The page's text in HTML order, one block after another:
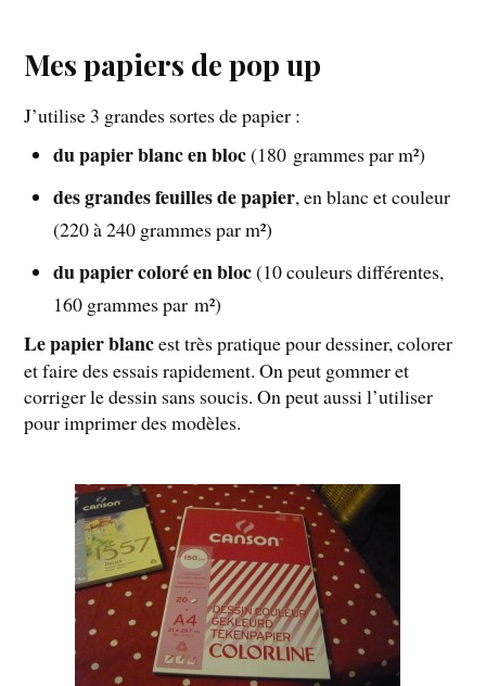
Mes papiers de pop up
J’utilise 3 grandes sortes de papier :
du papier blanc en bloc(180 grammes par m²)
des grandes feuilles de papier, en blanc et couleur
(220 à 240 grammes par m²)
du papier coloré en bloc(10 couleurs différentes,
160 grammes par m²)
Le papier blancest très pratique pour dessiner, colorer
et faire des essais rapidement. On peut gommer et
corriger le dessin sans soucis. On peut aussi l’utiliser
pour imprimer des modèles.